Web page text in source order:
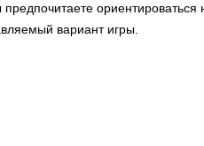
ориентироваться
вариант игры.